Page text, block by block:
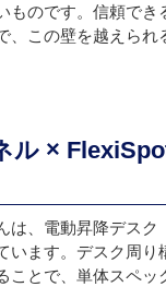
ものです。信頼でき
、この壁を越えられ
ル ×
は、電動昇降デスク
います。デスク周り
ことで、単体スペッ